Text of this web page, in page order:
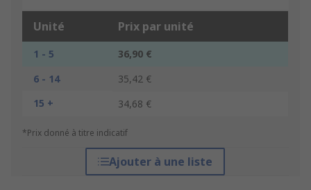
Unité Prix par unité
1 - 5
36,90 €
6 - 14
35,42 €
15 +
34,68 €
*Prix donné à titre indicatif
Ajouter à une liste